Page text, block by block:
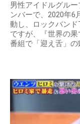
男性アイドルグルー
ンバーで、2020年6
動し、ロックバン
ですが、『世界の
番組で「迎え舌」の